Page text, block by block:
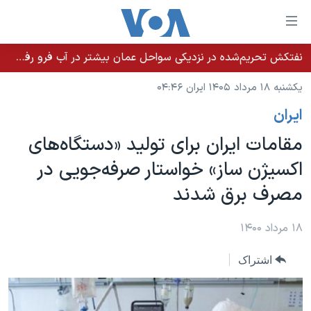
لینکهای
قابل
دسترسی
جهش
محتوای
اصلی
جهش
به
صفحه
جهش
خانه
نسخه سبک وب‌سایت
موضوع ها
ایران
آمریکا
جهان
ورزشی
برنامه های تلویزیونی
جدول برنامه ها
صفحه‌های ویژه
جام جهانی ۲۰۲۶
بایگانی برنامه‌های تلویزیونی
فرکانس‌های صدای آمریکا
پخش رادیویی
یادگیری زبان انگلیسی
نفتکش تحریم‌شده در نزدیکی سواحل عمان بیشتر در آب فرو رفت؛ نشت نفت ادامه دارد
یکشنبه ۱۸ مرداد ۱۴۰۵ ایران ۰۴:۴۶
ايران
مقامات ایران برای تولید «دستگاه‌های
اکسیژن ساز» خواستار صرفه‌جویی در
مصرف برق شدند
۱۸ مرداد ۱۴۰۰
اشتراک